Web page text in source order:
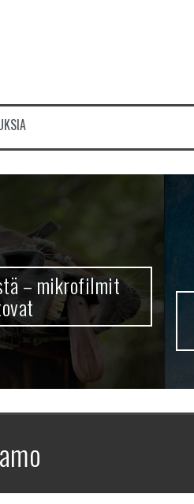
– mikrofilmit